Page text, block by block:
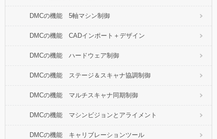
DMCの機能 5軸マシン制御
DMCの機能 CADインポート＋デザイン
DMCの機能 ハードウェア制御
DMCの機能 ステージ＆スキャナ協調制御
DMCの機能 マルチスキャナ同期制御
DMCの機能 マシンビジョンとアライメント
DMCの機能 キャリブレーションツール